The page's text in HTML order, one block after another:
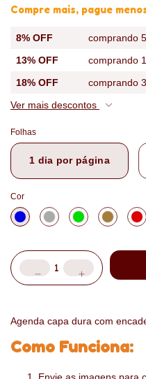
Compre mais, pague
8% OFF
comprando
13% OFF
comprando
18% OFF
comprando
Ver mais descontos
Folhas
1 dia por página
Cor
Agenda capa dura com
Como Funciona:
Envie as imagens para